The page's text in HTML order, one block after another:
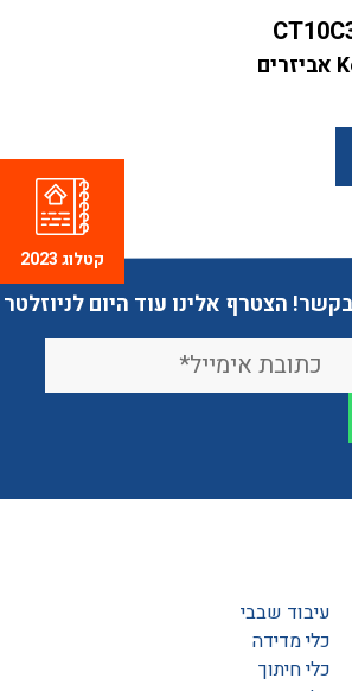
הצטרף אלינו עוד היום לניוזלטר
עיבוד שבבי
כלי מדידה
כלי חיתוך
קטלוג 2023